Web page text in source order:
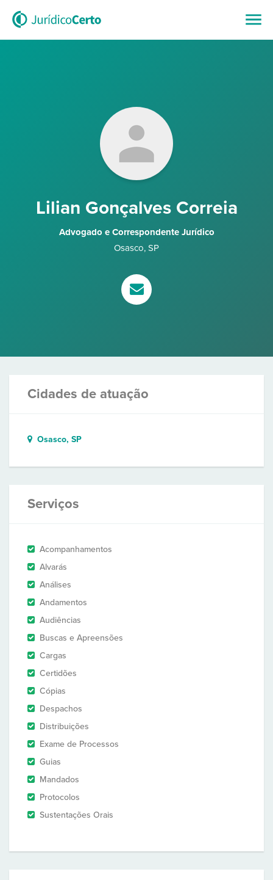
Lilian Gonçalves Correia
Advogado e Correspondente Jurídico
Osasco, SP
Cidades de atuação
Osasco, SP
Serviços
Acompanhamentos
Alvarás
Análises
Andamentos
Audiências
Buscas e Apreensões
Cargas
Certidões
Cópias
Despachos
Distribuições
Exame de Processos
Guias
Mandados
Protocolos
Sustentações Orais